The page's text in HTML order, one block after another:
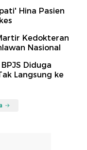
Hina Pasien
Kedokteran
Nasional
Diduga
Langsung ke